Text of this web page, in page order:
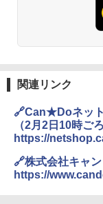
関連リンク
🔗Can★Doネット
（2月2日10時ごろ
https://
🔗株式会社キャン
https://